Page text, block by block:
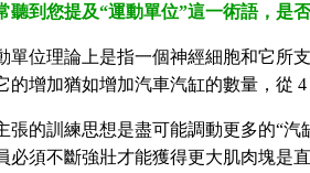
聽到您提及“運動單位”這一術語，是
單位理論上是指一個神經細胞和它所
的增加猶如增加汽車汽缸的數量，從
張的訓練思想是盡可能調動更多的“
必須不斷強壯才能獲得更大肌肉塊是直